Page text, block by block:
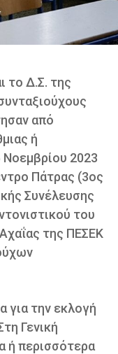
το Δ.Σ. της
από
ή
2023
Πάτρας (3ος
Συνέλευσης
του
της ΠΕΣΕΚ
για την εκλογή
Γενική
ή περισσότερα